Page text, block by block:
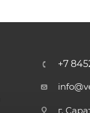
+7
г.